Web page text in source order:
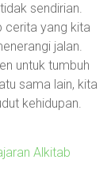
sendirian.
cerita yang kita
jalan.
untuk tumbuh
sama lain, kita
kehidupan.
Alkitab